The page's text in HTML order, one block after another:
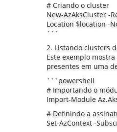
# Criando o cluster
New-AzAksCluster -
Location $location -
```
2. Listando clusters
Este exemplo
presentes em uma
```powershell
# Importando o
Import-Module
# Definindo a
Set-AzContext -